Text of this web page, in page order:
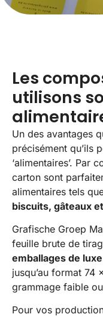
Les
utilisons
Un des avantages
précisément qu’ils
‘alimentaires’. Par
carton sont
alimentaires tels
biscuits, gâteaux
Grafische Groep
feuille brute de
emballages de luxe
jusqu’au format
grammage faible
Pour vos